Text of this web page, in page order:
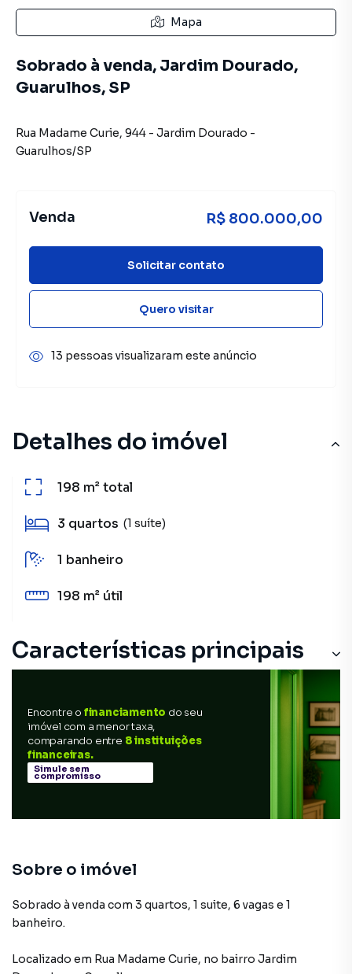
Detalhes do imóvel
198 m²total
3 quartos (1 suíte)
1 banheiro
198 m² útil
Características principais
Encontre o financiamento do seu
imóvel com a menor taxa,
comparando entre 8 instituições
financeiras.
Simule sem
compromisso
Sobre o imóvel
Sobrado à venda com 3 quartos, 1 suite, 6 vagas e 1
banheiro.
Localizado em Rua Madame Curie, no bairro Jardim
Mapa
Sobrado à venda, Jardim Dourado,
Guarulhos, SP
Rua Madame Curie, 944 - Jardim Dourado -
Guarulhos/SP
Venda R$ 800.000,00
Solicitar contato
Quero visitar
13 pessoas visualizaram este anúncio